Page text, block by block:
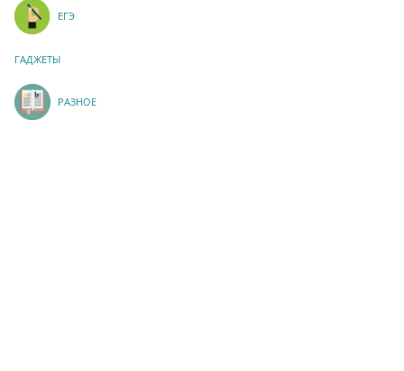
ЕГЭ
ГАДЖЕТЫ
РАЗНОЕ